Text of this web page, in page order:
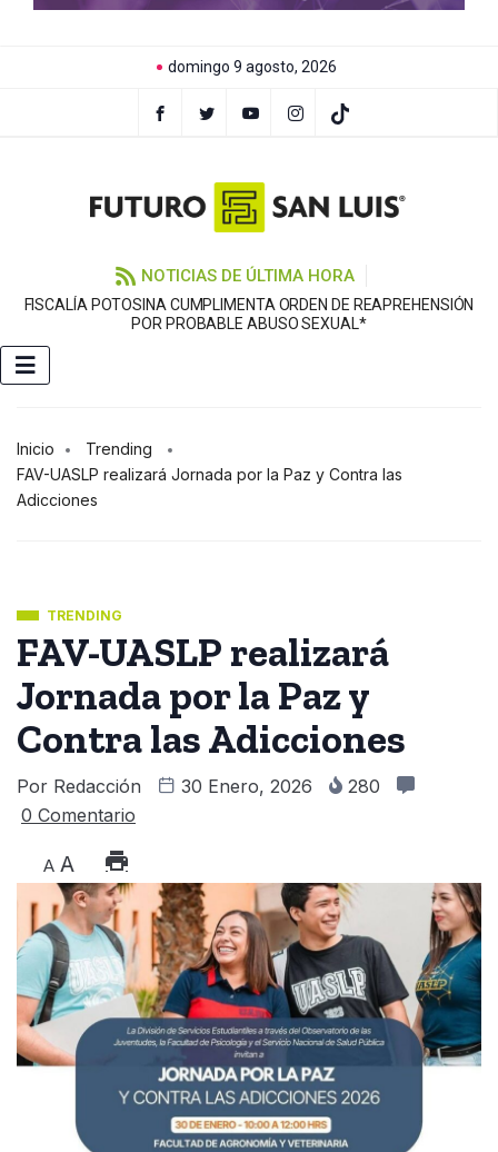
domingo 9 agosto, 2026
NOTICIAS DE ÚLTIMA HORA
FISCALÍA POTOSINA CUMPLIMENTA ORDEN DE REAPREHENSIÓN
POR PROBABLE ABUSO SEXUAL*
Inicio
Trending
FAV-UASLP realizará Jornada por la Paz y Contra las
Adicciones
TRENDING
FAV-UASLP realizará
Jornada por la Paz y
Contra las Adicciones
Por Redacción 30 Enero, 2026
280
0 Comentario
A A